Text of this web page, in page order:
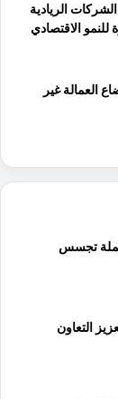
الريادية
الاقتصادي
العمالة غير
تجسس
التعاون